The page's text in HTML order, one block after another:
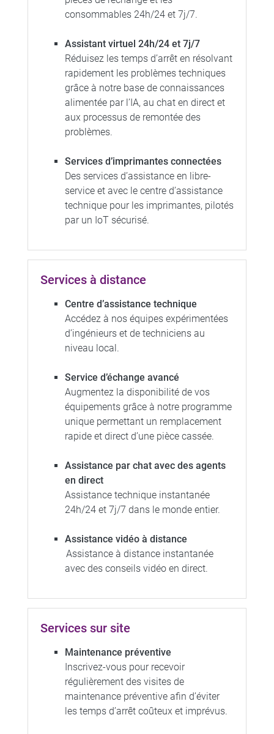
consommables 24h/24 et 7j/7.
Assistant virtuel 24h/24 et 7j/7
Réduisez les temps d’arrêt en résolvant
rapidement les problèmes techniques
grâce à notre base de connaissances
alimentée par l’IA, au chat en direct et
aux processus de remontée des
problèmes.
Services d’imprimantes connectées
Des services d’assistance en libre-
service et avec le centre d’assistance
technique pour les imprimantes, pilotés
par un IoT sécurisé.
Services à distance
Centre d’assistance technique
Accédez à nos équipes expérimentées
d’ingénieurs et de techniciens au
niveau local.
Service d’échange avancé
Augmentez la disponibilité de vos
équipements grâce à notre programme
unique permettant un remplacement
rapide et direct d’une pièce cassée.
Assistance par chat avec des agents
en direct
Assistance technique instantanée
24h/24 et 7j/7 dans le monde entier.
Assistance vidéo à distance
Assistance à distance instantanée
avec des conseils vidéo en direct.
Services sur site
Maintenance préventive
Inscrivez-vous pour recevoir
régulièrement des visites de
maintenance préventive afin d’éviter
les temps d’arrêt coûteux et imprévus.